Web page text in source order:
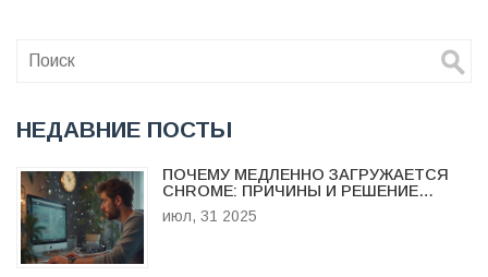
НЕДАВНИЕ ПОСТЫ
ПОЧЕМУ МЕДЛЕННО ЗАГРУЖАЕТСЯ
CHROME: ПРИЧИНЫ И РЕШЕНИЕ
ПРОБЛЕМ СКОРОСТИ БРАУЗЕРА
июл, 31 2025